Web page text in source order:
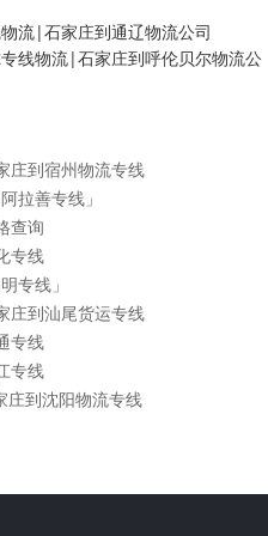
流|石家庄到通辽物流公司
线物流|石家庄到呼伦贝尔物流公
庄到宿州物流专线
拉善专线」
查询
专线
专线」
庄到汕尾货运专线
专线
专线
庄到沈阳物流专线